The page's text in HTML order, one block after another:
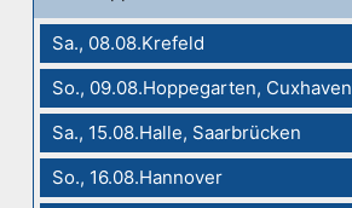
Sa., 08.08.Krefeld
So., 09.08.Hoppegarten, Cuxhaven
Sa., 15.08.Halle, Saarbrücken
So., 16.08.Hannover